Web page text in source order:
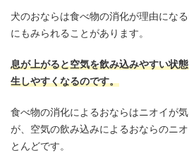
犬のおならは食べ物の消化が理由にな
にもみられることがあります。
息が上がると空気を飲み込みやすい状
生しやすくなるのです。
食べ物の消化によるおならはニオイが
が、空気の飲み込みによるおならのニ
とんどです。